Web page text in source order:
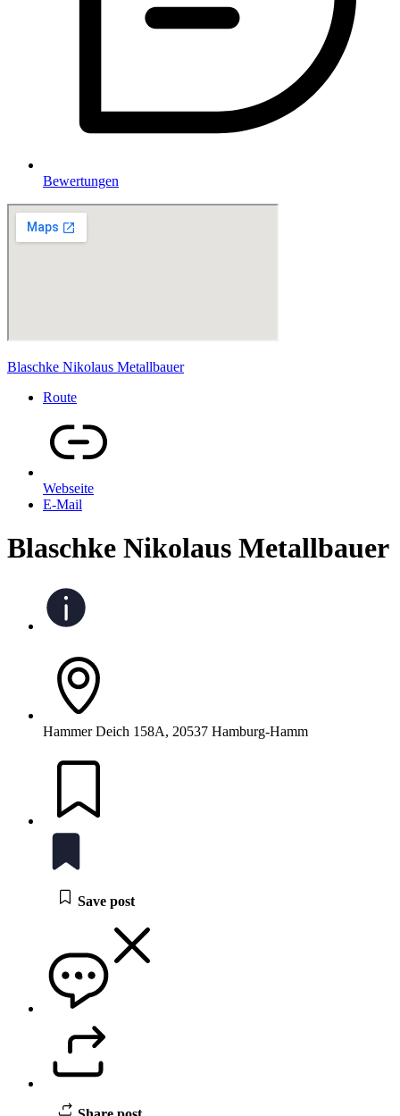
Bewertungen
Blaschke Nikolaus Metallbauer
Route
Webseite
E-Mail
Blaschke Nikolaus Metallbauer
Hammer Deich 158A, 20537 Hamburg-Hamm
Save post